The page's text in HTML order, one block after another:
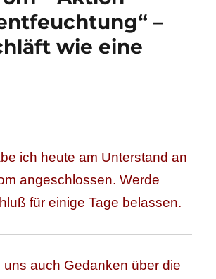
–
wie eine
ich heute am Unterstand an
angeschlossen. Werde
für einige Tage belassen.
uns auch Gedanken über die